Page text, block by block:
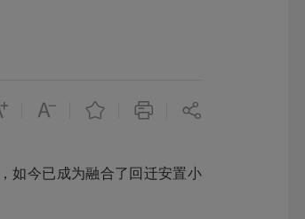
今已成为融合了回迁安置小